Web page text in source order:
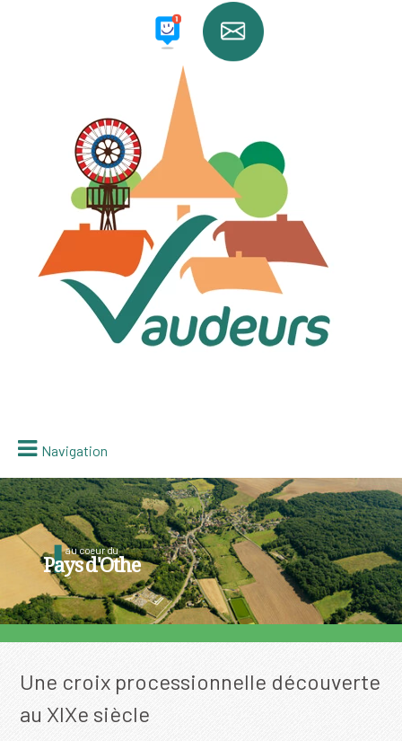
Navigation
au coeur du
Pays d'Othe
Une croix processionnelle découverte
au XIXe siècle